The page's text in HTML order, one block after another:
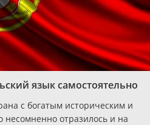
язык самостоятельно
с богатым историческим и
отразилось и на